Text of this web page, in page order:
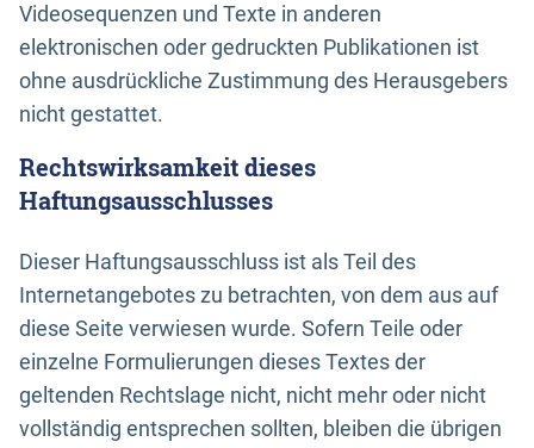
Videosequenzen und Texte in anderen
elektronischen oder gedruckten Publikationen ist
ohne ausdrückliche Zustimmung des Herausgebers
nicht gestattet.
Rechtswirksamkeit dieses
Haftungsausschlusses
Dieser Haftungsausschluss ist als Teil des
Internetangebotes zu betrachten, von dem aus auf
diese Seite verwiesen wurde. Sofern Teile oder
einzelne Formulierungen dieses Textes der
geltenden Rechtslage nicht, nicht mehr oder nicht
vollständig entsprechen sollten, bleiben die übrigen